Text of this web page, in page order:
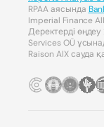
RPAA аясында
Imperial Finance
Деректерді өңдеу
Services OÜ
Raison AIX сауда